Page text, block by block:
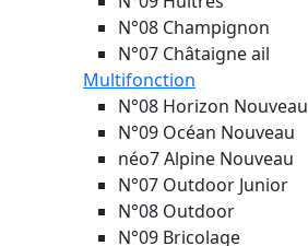
N°08 Champignon
N°07 Châtaigne ail
Multifonction
N°08 Horizon Nouveau
N°09 Océan Nouveau
néo7 Alpine Nouveau
N°07 Outdoor Junior
N°08 Outdoor
N°09 Bricolage